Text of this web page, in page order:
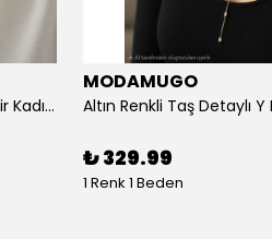
Altın Renk Kuş Figürlü iki Katlıı Zincir Kadın Y Kolye
MODAMUGO
₺ 329.99
1 Renk 1 Beden